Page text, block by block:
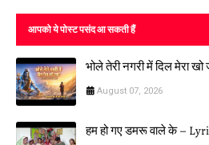
आपको ये पोस्ट पसंद आ सकती हैं
भोले तेरी नगरी में दिल मेरा
August 07, 2026
हम हो गए डमरू वाले के –